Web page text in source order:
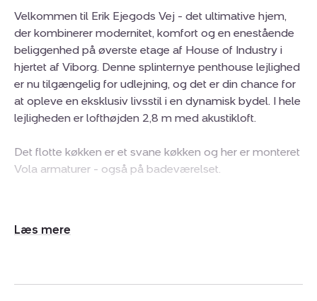
Velkommen til Erik Ejegods Vej - det ultimative hjem,
der kombinerer modernitet, komfort og en enestående
beliggenhed på øverste etage af House of Industry i
hjertet af Viborg. Denne splinternye penthouse lejlighed
er nu tilgængelig for udlejning, og det er din chance for
at opleve en eksklusiv livsstil i en dynamisk bydel. I hele
lejligheden er lofthøjden 2,8 m med akustikloft.
Det flotte køkken er et svane køkken og her er monteret
Vola armaturer - også på badeværelset.
Samtidig har du let adgang til transportforbindelser hvis
etage og byder på en fantastisk udsigt over byen. Med